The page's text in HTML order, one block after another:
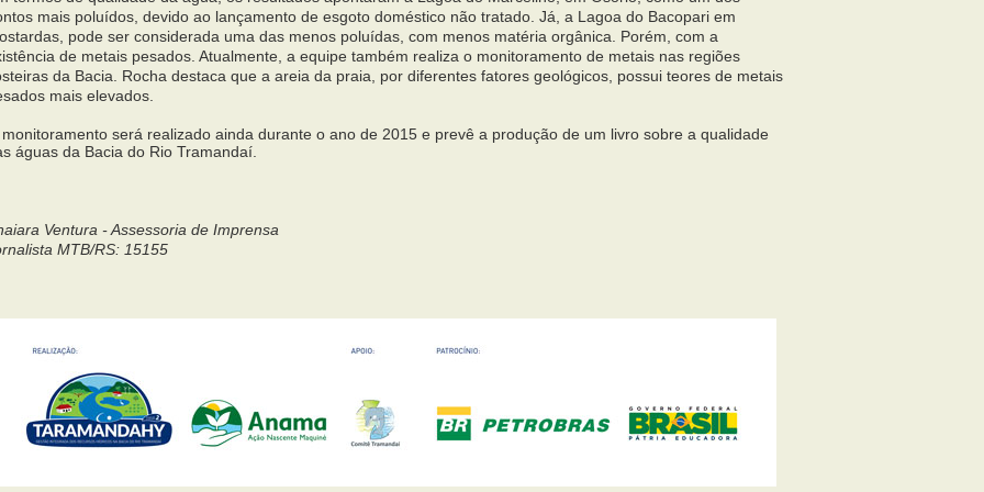
mais poluídos, devido ao lançamento de esgoto doméstico não tratado. Já, a Lagoa do Bacopari em
pode ser considerada uma das menos poluídas, com menos matéria orgânica. Porém, com a
de metais pesados. Atualmente, a equipe também realiza o monitoramento de metais nas regiões
da Bacia. Rocha destaca que a areia da praia, por diferentes fatores geológicos, possui teores de metais
mais elevados.
será realizado ainda durante o ano de 2015 e prevê a produção de um livro sobre a qualidade
águas da Bacia do Rio Tramandaí.
Ventura - Assessoria de Imprensa
MTB/RS: 15155